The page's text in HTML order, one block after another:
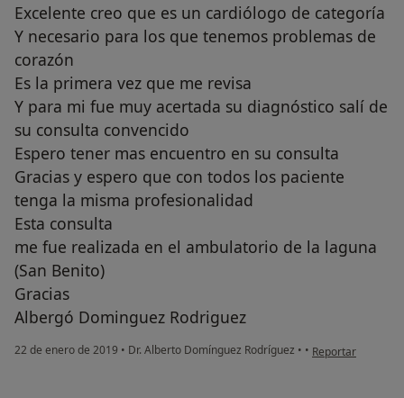
Excelente creo que es un cardiólogo de categoría
Y necesario para los que tenemos problemas de
corazón
Es la primera vez que me revisa
Y para mi fue muy acertada su diagnóstico salí de
su consulta convencido
Espero tener mas encuentro en su consulta
Gracias y espero que con todos los paciente
tenga la misma profesionalidad
Esta consulta
me fue realizada en el ambulatorio de la laguna
(San Benito)
Gracias
Albergó Dominguez Rodriguez
22 de enero de 2019 • Dr. Alberto Domínguez Rodríguez • • en opinión del
Reportar